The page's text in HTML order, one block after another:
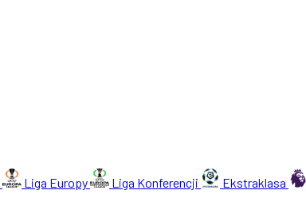
Liga Europy Liga Konferencji Ekstraklasa